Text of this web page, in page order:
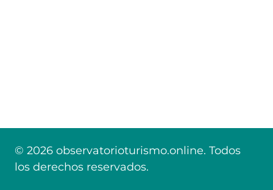
© 2026 observatorioturismo.online. Todos
los derechos reservados.